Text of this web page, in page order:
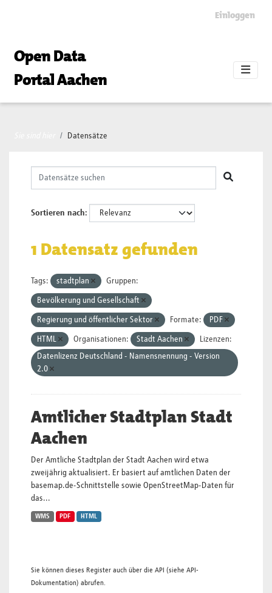
Einloggen
Open Data
Portal Aachen
Datensätze
Sortieren nach
1 Datensatz gefunden
Tags: stadtplan Gruppen:
Bevölkerung und Gesellschaft
Regierung und öffentlicher Sektor Formate: PDF
HTML Organisationen: Stadt Aachen
Lizenzen:
Datenlizenz Deutschland - Namensnennung - Version
2.0
Amtlicher Stadtplan Stadt
Aachen
Der Amtliche Stadtplan der Stadt Aachen wird etwa
zweijährig aktualisiert. Er basiert auf amtlichen Daten der
basemap.de-Schnittstelle sowie OpenStreetMap-Daten für
das...
WMS PDF HTML
Sie können dieses Register auch über die API (siehe API-
Dokumentation) abrufen.